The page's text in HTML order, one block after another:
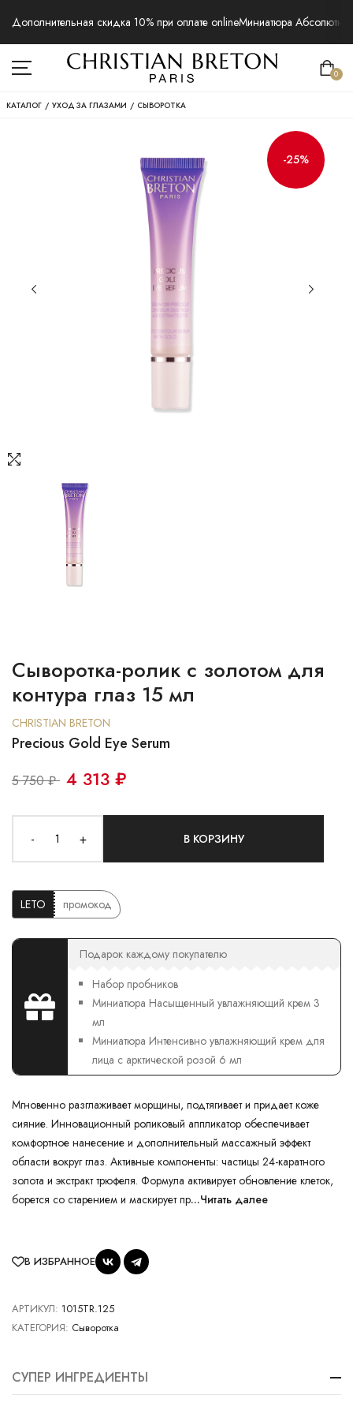
Дополнительная скидка 10% при оплате onlineМиниатюра
0
КАТАЛОГ / УХОД ЗА ГЛАЗАМИ / СЫВОРОТКА
-25%
Сыворотка-ролик с золотом для
контура глаз 15 мл
CHRISTIAN BRETON
Precious Gold Eye Serum
5 750 ₽ 4 313 ₽
- + В КОРЗИНУ
LETO промокод
Подарок каждому покупателю
Набор пробников
Миниатюра Насыщенный увлажняющий крем 3
мл
Миниатюра Интенсивно увлажняющий крем для
лица с арктической розой 6 мл
Мгновенно разглаживает морщины, подтягивает и придает коже
сияние. Инновационный роликовый аппликатор обеспечивает
комфортное нанесение и дополнительный массажный эффект
области вокруг глаз. Активные компоненты: частицы 24-каратного
золота и экстракт трюфеля. Формула активирует обновление клеток,
борется со старением и маскирует пр...Читать далее
В ИЗБРАННОЕ
АРТИКУЛ: 1015TR.125
КАТЕГОРИЯ: Сыворотка
СУПЕР ИНГРЕДИЕНТЫ